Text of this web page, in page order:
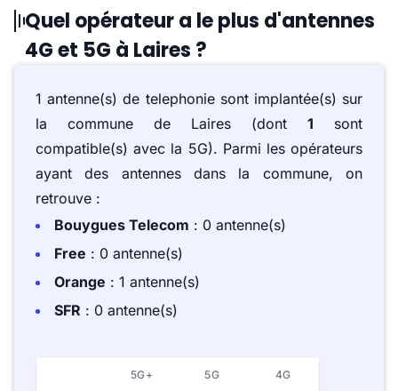
Quel opérateur a le plus d'antennes
4G et 5G à Laires ?
1 antenne(s) de telephonie sont implantée(s) sur
la commune de Laires (dont 1 sont
compatible(s) avec la 5G). Parmi les opérateurs
ayant des antennes dans la commune, on
retrouve :
Bouygues Telecom : 0 antenne(s)
Free : 0 antenne(s)
Orange : 1 antenne(s)
SFR : 0 antenne(s)
5G+ 5G 4G